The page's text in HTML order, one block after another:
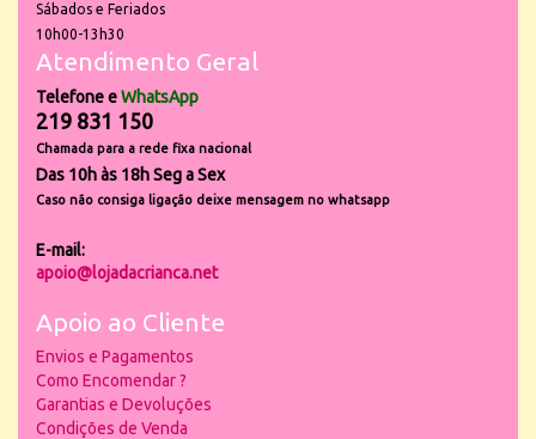
Sábados e Feriados
10h00-13h30
Atendimento Geral
Telefone eWhatsApp
219 831 150
Chamada para a rede fixa nacional
Das 10h às 18h Seg a Sex
Caso não consiga ligação deixe mensagem no whatsapp
E-mail:
apoio@lojadacrianca.net
Apoio ao Cliente
Envios e Pagamentos
Como Encomendar ?
Garantias e Devoluções
Condições de Venda